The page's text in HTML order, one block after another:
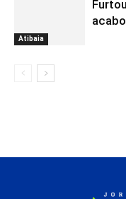
Atibaia